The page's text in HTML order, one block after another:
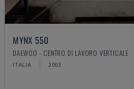
MYNX 550
DAEWOO - CENTRO DI LAVORO VERTICALE
ITALIA 2003